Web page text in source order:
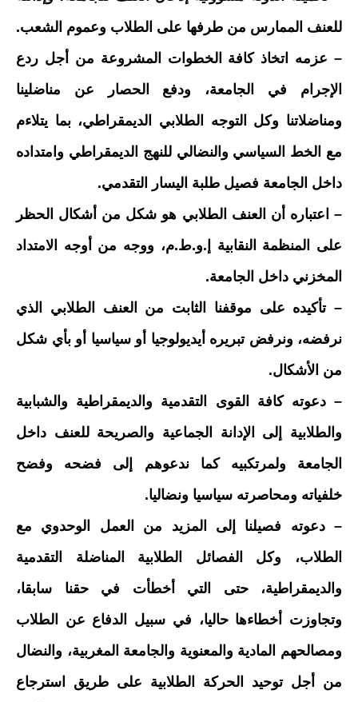
للعنف الممارس من طرفها على الطلاب وعموم الشعب.
– عزمه اتخاذ كافة الخطوات المشروعة من أجل ردع
الإجرام في الجامعة، ودفع الحصار عن مناضلينا
ومناضلاتنا وكل التوجه الطلابي الديمقراطي، بما يتلاءم
مع الخط السياسي والنضالي للنهج الديمقراطي وامتداده
داخل الجامعة فصيل طلبة اليسار التقدمي.
– اعتباره أن العنف الطلابي هو شكل من أشكال الحظر
على المنظمة النقابية إ.و.ط.م، ووجه من أوجه الامتداد
المخزني داخل الجامعة.
– تأكيده على موقفنا الثابت من العنف الطلابي الذي
نرفضه، ونرفض تبريره أيديولوجيا أو سياسيا أو بأي شكل
من الأشكال.
– دعوته كافة القوى التقدمية والديمقراطية والشبابية
والطلابية إلى الإدانة الجماعية والصريحة للعنف داخل
الجامعة ولمرتكبيه كما ندعوهم إلى فضحه وفضح
خلفياته ومحاصرته سياسيا ونضاليا.
– دعوته فصيلنا إلى المزيد من العمل الوحدوي مع
الطلاب، وكل الفصائل الطلابية المناضلة التقدمية
والديمقراطية، حتى التي أخطأت في حقنا سابقا،
وتجاوزت أخطاءها حاليا، في سبيل الدفاع عن الطلاب
ومصالحهم المادية والمعنوية والجامعة المغربية، والنضال
من أجل توحيد الحركة الطلابية على طريق استرجاع